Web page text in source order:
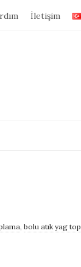
İletişim
, bolu atık yag